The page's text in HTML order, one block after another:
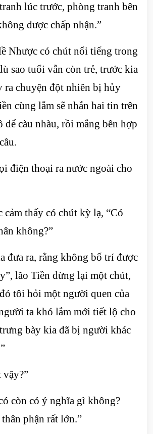
lúc trước, phòng tranh bên
được chấp nhận.”
Nhược có chút nổi tiếng trong
sao tuổi vẫn còn trẻ, trước kia
ra chuyện đột nhiên bị hủy
cùng lắm sẽ nhắn hai tin trên
để càu nhàu, rồi mắng bên hợp
điện thoại ra nước ngoài cho
cảm thấy có chút kỳ lạ, “Có
không?”
đưa ra, rằng không bố trí được
lão Tiền dừng lại một chút,
tôi hỏi một người quen của
ta khó lắm mới tiết lộ cho
bày kia đã bị người khác
vậy?”
còn có ý nghĩa gì không?
phận rất lớn.”